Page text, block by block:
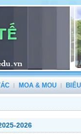
MOA & MOU
2026